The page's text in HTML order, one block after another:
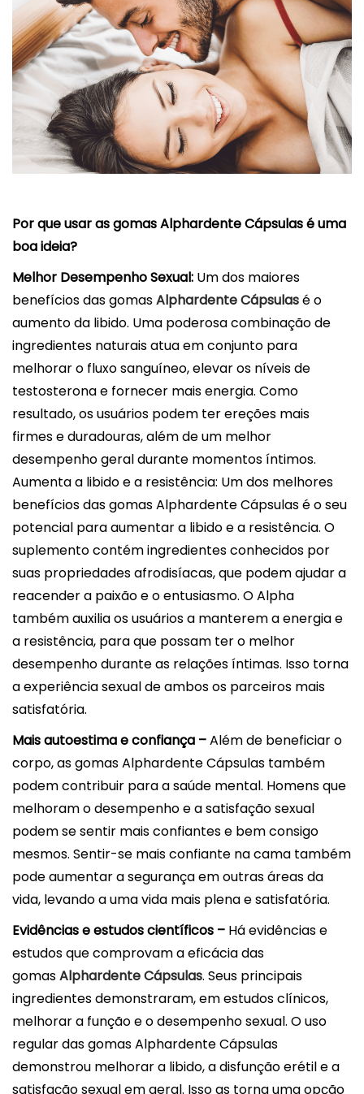
Por que usar as gomas Alphardente Cápsulas é uma
boa ideia?
Melhor Desempenho Sexual: Um dos maiores
benefícios das gomasAlphardente Cápsulasé o
aumento da libido. Uma poderosa combinação de
ingredientes naturais atua em conjunto para
melhorar o fluxo sanguíneo, elevar os níveis de
testosterona e fornecer mais energia. Como
resultado, os usuários podem ter ereções mais
firmes e duradouras, além de um melhor
desempenho geral durante momentos íntimos.
Aumenta a libido e a resistência: Um dos melhores
benefícios das gomas Alphardente Cápsulas é o seu
potencial para aumentar a libido e a resistência. O
suplemento contém ingredientes conhecidos por
suas propriedades afrodisíacas, que podem ajudar a
reacender a paixão e o entusiasmo. O Alpha
também auxilia os usuários a manterem a energia e
a resistência, para que possam ter o melhor
desempenho durante as relações íntimas. Isso torna
a experiência sexual de ambos os parceiros mais
satisfatória.
Mais autoestima e confiança –Além de beneficiar o
corpo, as gomas Alphardente Cápsulas também
podem contribuir para a saúde mental. Homens que
melhoram o desempenho e a satisfação sexual
podem se sentir mais confiantes e bem consigo
mesmos. Sentir-se mais confiante na cama também
pode aumentar a segurança em outras áreas da
vida, levando a uma vida mais plena e satisfatória.
Evidências e estudos científicos – Há evidências e
estudos que comprovam a eficácia das
gomasAlphardente Cápsulas. Seus principais
ingredientes demonstraram, em estudos clínicos,
melhorar a função e o desempenho sexual. O uso
regular das gomas Alphardente Cápsulas
demonstrou melhorar a libido, a disfunção erétil e a
satisfação sexual em geral. Isso as torna uma opção